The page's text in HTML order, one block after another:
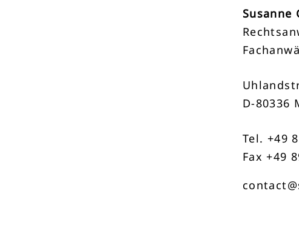
Susanne
D-80336
Tel. +49
Fax +49